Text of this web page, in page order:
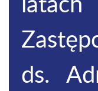
ds.